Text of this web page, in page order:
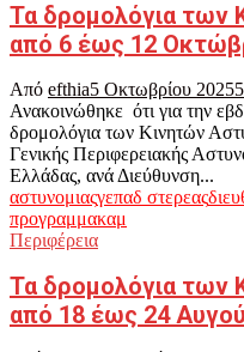
Τα δρομολόγια των
από 6 έως 12
Από efthia5 Οκτωβρίου 2025
Ανακοινώθηκε ότι για την
δρομολόγια των Κινητών
Γενικής Περιφερειακής
Ελλάδας, ανά Διεύθυνση...
αστυνομιαςγεπαδ στερεας
προγραμμακαμ
Περιφέρεια
Τα δρομολόγια των
από 18 έως 24